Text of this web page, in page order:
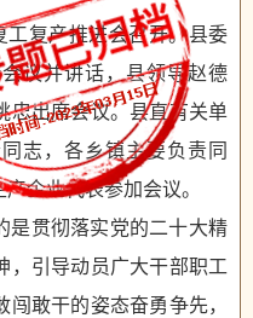
工复产推进会召开。县委
议并讲话，县领导赵德
忠出席会议。县直有关单
志，各乡镇主要负责同
企业代表参加会议。
是贯彻落实党的二十大精
，引导动员广大干部职工
敢干的姿态奋勇争先，